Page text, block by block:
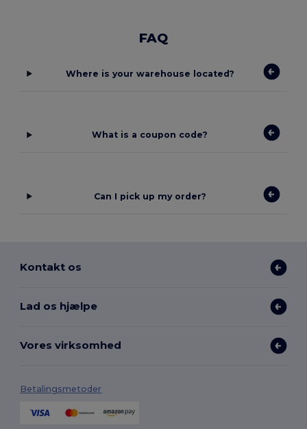
FAQ
Where is your warehouse located?
What is a coupon code?
Can I pick up my order?
Kontakt os
Lad os hjælpe
Vores virksomhed
Betalingsmetoder